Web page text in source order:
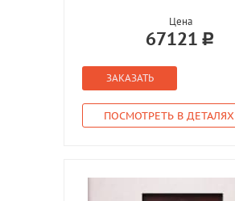
Цена
67121
ЗАКАЗАТЬ
ПОСМОТРЕТЬ В ДЕТАЛЯХ